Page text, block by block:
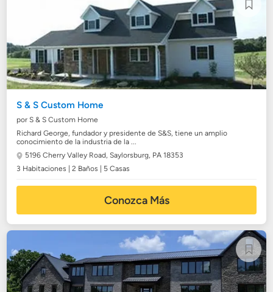
S & S Custom Home
por S & S Custom Home
Richard George, fundador y presidente de S&S, tiene un amplio
conocimiento de la industria de la ...
5196 Cherry Valley Road,Saylorsburg, PA 18353
3 Habitaciones | 2 Baños | 5 Casas
Conozca Más